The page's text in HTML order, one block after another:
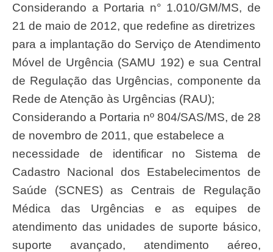
Considerando a Portaria n° 1.010/GM/MS, de
21 de maio de 2012, que redefine as diretrizes
para a implantação do Serviço de Atendimento
Móvel de Urgência (SAMU 192) e sua Central
de Regulação das Urgências, componente da
Rede de Atenção às Urgências (RAU);
Considerando a Portaria nº 804/SAS/MS, de 28
de novembro de 2011, que estabelece a
necessidade de identificar no Sistema de
Cadastro Nacional dos Estabelecimentos de
Saúde (SCNES) as Centrais de Regulação
Médica das Urgências e as equipes de
atendimento das unidades de suporte básico,
suporte avançado, atendimento aéreo,